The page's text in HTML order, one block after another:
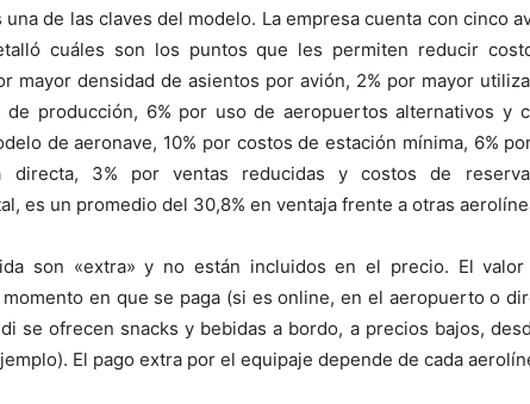
de las claves del modelo. La empresa cuenta con cinco
cuáles son los puntos que les permiten reducir
mayor densidad de asientos por avión, 2% por mayor
producción, 6% por uso de aeropuertos alternativos y
de aeronave, 10% por costos de estación mínima, 6%
directa, 3% por ventas reducidas y costos de
es un promedio del 30,8% en ventaja frente a otras
son «extra» y no están incluidos en el precio. El
en que se paga (si es online, en el aeropuerto o
se ofrecen snacks y bebidas a bordo, a precios bajos,
El pago extra por el equipaje depende de cada